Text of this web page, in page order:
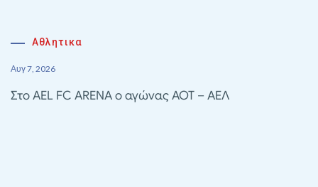
Αθλητικα
Αυγ 7, 2026
Στο AEL FC ARENA ο αγώνας ΑΟΤ – ΑΕΛ